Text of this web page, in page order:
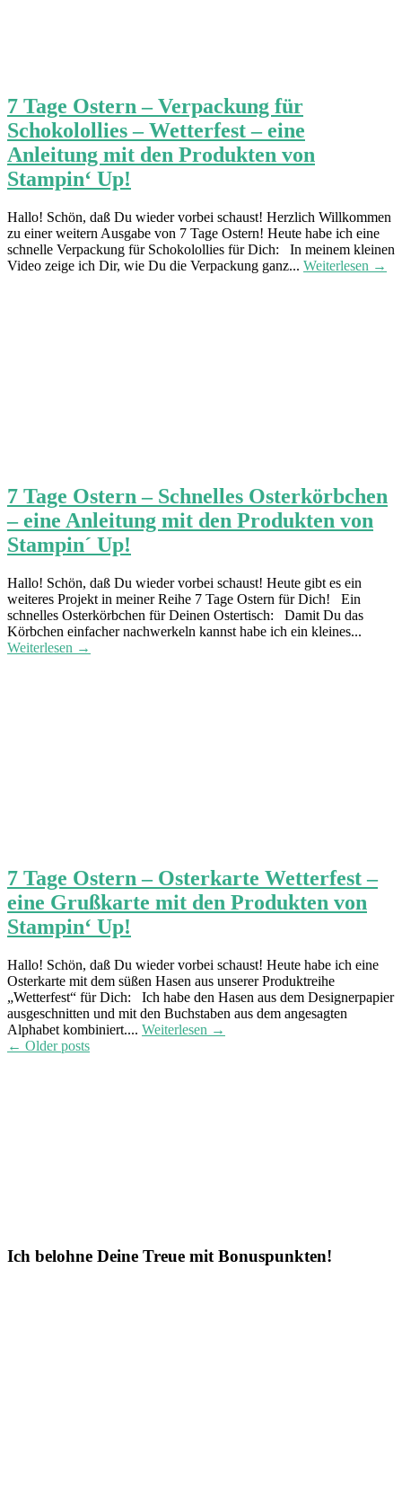
7 Tage Ostern – Verpackung für
Schokolollies – Wetterfest – eine
Anleitung mit den Produkten von
Stampin‘ Up!
Hallo! Schön, daß Du wieder vorbei schaust! Herzlich Willkommen
zu einer weitern Ausgabe von 7 Tage Ostern! Heute habe ich eine
schnelle Verpackung für Schokolollies für Dich: In meinem kleinen
Video zeige ich Dir, wie Du die Verpackung ganz... Weiterlesen →
7 Tage Ostern – Schnelles Osterkörbchen
– eine Anleitung mit den Produkten von
Stampin´ Up!
Hallo! Schön, daß Du wieder vorbei schaust! Heute gibt es ein
weiteres Projekt in meiner Reihe 7 Tage Ostern für Dich! Ein
schnelles Osterkörbchen für Deinen Ostertisch: Damit Du das
Körbchen einfacher nachwerkeln kannst habe ich ein kleines...
Weiterlesen →
7 Tage Ostern – Osterkarte Wetterfest –
eine Grußkarte mit den Produkten von
Stampin‘ Up!
Hallo! Schön, daß Du wieder vorbei schaust! Heute habe ich eine
Osterkarte mit dem süßen Hasen aus unserer Produktreihe
„Wetterfest“ für Dich: Ich habe den Hasen aus dem Designerpapier
ausgeschnitten und mit den Buchstaben aus dem angesagten
Alphabet kombiniert.... Weiterlesen →
Post
← Older posts
Ich belohne Deine Treue mit Bonuspunkten!